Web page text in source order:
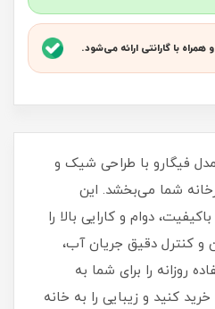
با گارانتی ارائه می‌شود.
فیگارو با طراحی شیک و
شما می‌بخشد. این
دوام و کارایی بالا را
کنترل دقیق جریان آب،
روزانه را برای شما به
کنید و زیبایی را به خانه